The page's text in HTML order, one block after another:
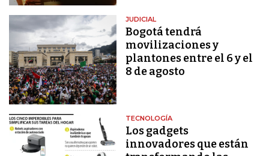
JUDICIAL
Bogotá tendrá
movilizaciones y
plantones entre el 6 y el
8 de agosto
TECNOLOGÍA
Los gadgets
innovadores que están